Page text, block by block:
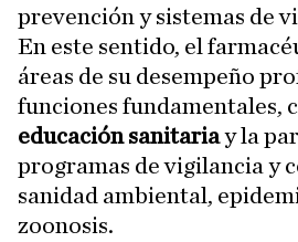
prevención y sistemas de
En este sentido, el
áreas de su desempeño
funciones fundamentales,
educación sanitariay la
programas de vigilancia y
sanidad ambiental,
zoonosis.